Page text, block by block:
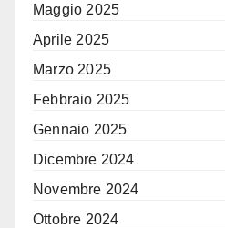
Maggio 2025
Aprile 2025
Marzo 2025
Febbraio 2025
Gennaio 2025
Dicembre 2024
Novembre 2024
Ottobre 2024